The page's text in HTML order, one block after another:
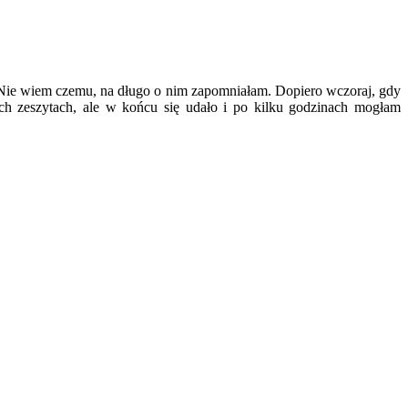
wiem czemu, na długo o nim zapomniałam. Dopiero wczoraj, gdy
zeszytach, ale w końcu się udało i po kilku godzinach mogłam